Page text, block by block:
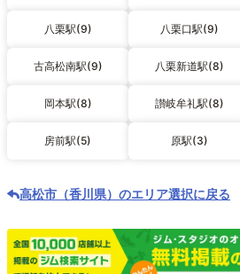
八栗駅(9) 八栗口駅(9)
古高松南駅(9) 八栗新道駅(8)
岡本駅(8) 讃岐牟礼駅(8)
房前駅(5) 原駅(3)
高松市（香川県）のエリア選択に戻る